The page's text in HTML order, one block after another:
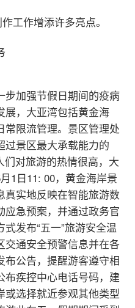
工作增添许多亮点。
步加强节假日期间的疫病
展，大亚湾包括黄金海
常限流管理。景区管理处
过景区最大承载能力的
对旅游的热情很高，大
1日11: 00，黄金海岸景
真实地反映在智能旅游数
急预案，并通过政务官
发布“五一”旅游安全温
交通安全预警信息并在各
布公告，提醒游客遵守相
布疾控中心电话号码，建
选择就近参观其他类型